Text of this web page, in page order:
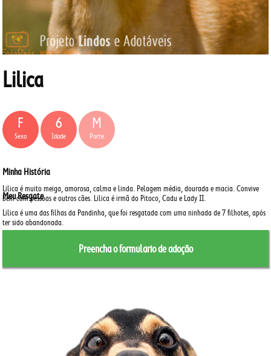
Lilica
F
Sexo
6
Idade
M
Porte
Minha História
Lilica é muito meiga, amorosa, calma e linda. Pelagem média, dourada e macia. Convive
bem com pessoas e outros cães. Lilica é irmã do Pitoco, Cadu e Lady II.
Meu Resgate
Lilica é uma das filhas da Pandinha, que foi resgatada com uma ninhada de 7 filhotes, após
ter sido abandonada.
Preencha o formulario de adoção